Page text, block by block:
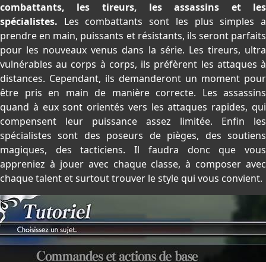
combattants, les tireurs, les assassins et les
spécialistes. Les combattants sont les plus simples a
prendre en main, puissants et résistants, ils seront parfaits
pour les nouveaux venus dans la série. Les tireurs, ultra
vulnérables au corps à corps, ils préfèrent les attaques à
distances. Cependant, ils demanderont un moment pour
être pris en main de manière correcte. Les assassins
quand à eux sont orientés vers les attaques rapides, qui
compensent leur puissance assez limitée. Enfin les
spécialistes sont des poseurs de pièges, des soutiens
magiques, des tacticiens. Il faudra donc que vous
appreniez à jouer avec chaque classe, à composer avec
chaque talent et surtout trouver le style qui vous convient.